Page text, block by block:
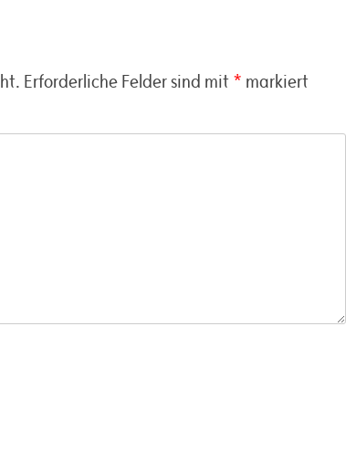
Erforderliche Felder sind mit * markiert